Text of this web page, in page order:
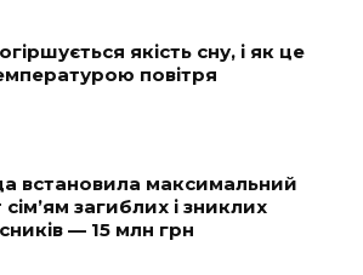
якість сну, і як це
повітря
встановила максимальний
загиблих і зниклих
— 15 млн грн